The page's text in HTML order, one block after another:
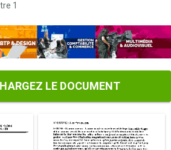
1
LE DOCUMENT